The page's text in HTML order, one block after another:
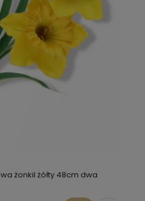
żonkil żółty 48cm dwa